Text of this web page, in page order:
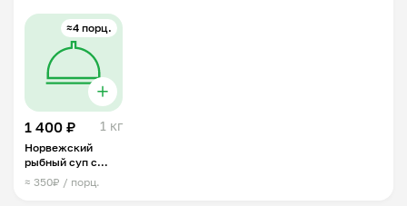
≈4 порц.
1 400 ₽ 1 кг
Норвежский
рыбный суп с
форелью
≈ 350₽ / порц.